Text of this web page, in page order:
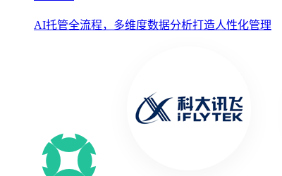
AI托管全流程，多维度数据分析打造人性化管理